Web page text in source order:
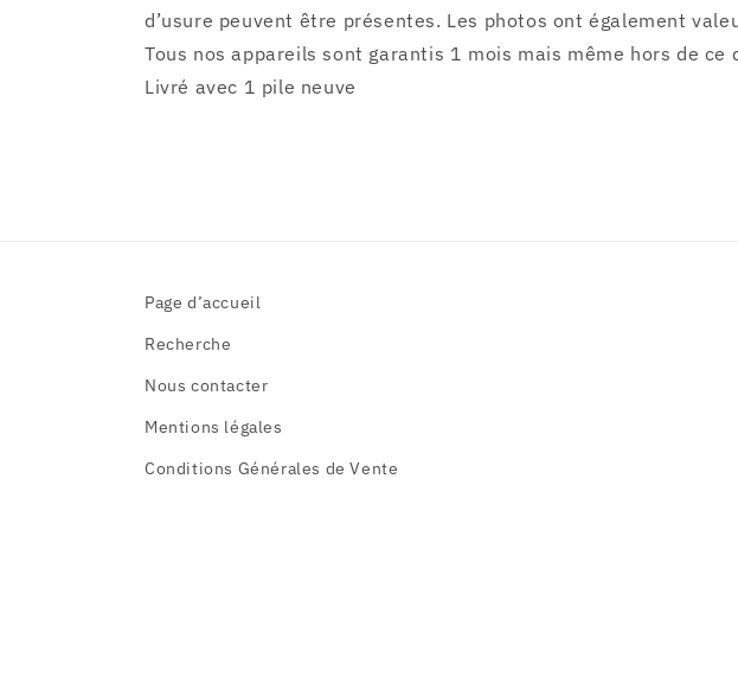
d’usure peuvent être présentes. Les photos ont également
Tous nos appareils sont garantis 1 mois mais même hors de ce
Livré avec 1 pile neuve
Page d’accueil
Recherche
Nous contacter
Mentions légales
Conditions Générales de Vente